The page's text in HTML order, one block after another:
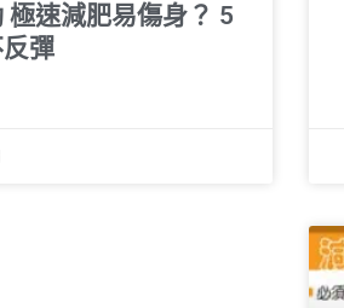
極速減肥易傷身？ 5
彈